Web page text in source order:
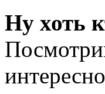
Ну хоть